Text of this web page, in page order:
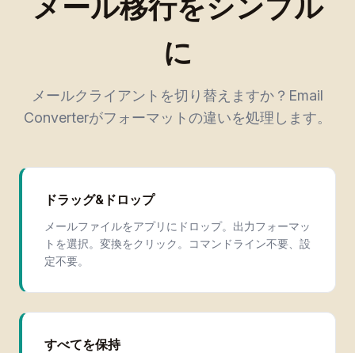
メール移行をシンプル
に
メールクライアントを切り替えますか？Email
Converterがフォーマットの違いを処理します。
ドラッグ&ドロップ
メールファイルをアプリにドロップ。出力フォーマッ
トを選択。変換をクリック。コマンドライン不要、設
定不要。
すべてを保持